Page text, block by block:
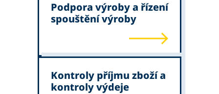
Podpora výroby a řízení
spouštění výroby
Kontroly příjmu zboží a
kontroly výdeje